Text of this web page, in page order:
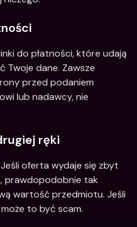
do płatności, które udają
Twoje dane. Zawsze
przed podaniem
lub nadawcy, nie
ręki
oferta wydaje się zbyt
prawdopodobnie tak
wartość przedmiotu. Jeśli
to być scam.